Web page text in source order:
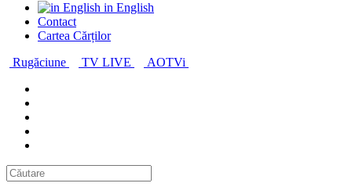
in English
Contact
Cartea Cărților
Rugăciune
TV LIVE AOTVi